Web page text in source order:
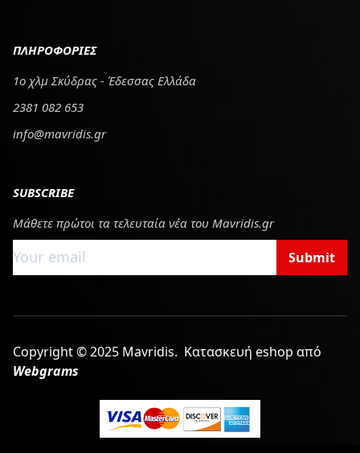
ΠΛΗΡΟΦΟΡΙΕΣ
1ο χλμ Σκύδρας - Έδεσσας Ελλάδα
2381 082 653
info@mavridis.gr
SUBSCRIBE
Μάθετε πρώτοι τα τελευταία νέα του Mavridis.gr
Submit
Copyright © 2025 Mavridis. Κατασκευή eshop από
Webgrams